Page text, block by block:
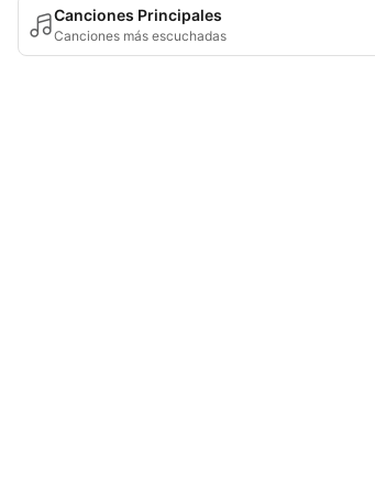
Canciones Principales
Canciones más escuchadas